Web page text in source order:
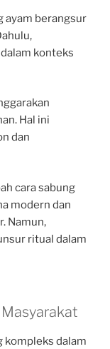
ayam berangsur
konteks
Hal ini
dan
cara sabung
modern dan
Namun,
ritual dalam
kompleks dalam